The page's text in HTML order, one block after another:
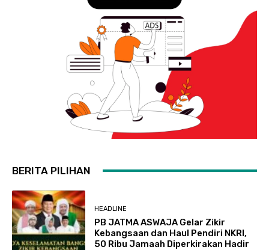
BERITA PILIHAN
HEADLINE
PB JATMA ASWAJA Gelar Zikir
Kebangsaan dan Haul Pendiri NKRI,
50 Ribu Jamaah Diperkirakan Hadir